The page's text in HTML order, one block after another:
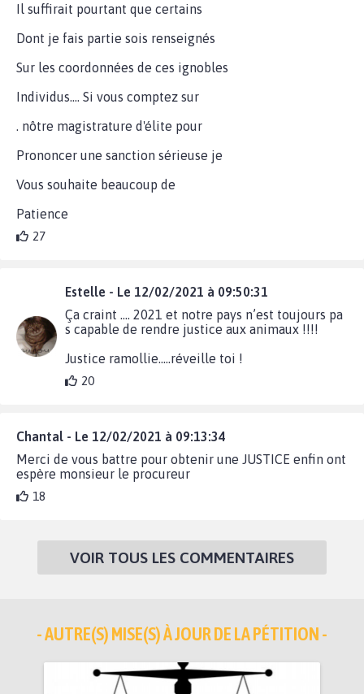
Il suffirait pourtant que certains
Dont je fais partie sois renseignés
Sur les coordonnées de ces ignobles
Individus.... Si vous comptez sur
. nôtre magistrature d'élite pour
Prononcer une sanction sérieuse je
Vous souhaite beaucoup de
Patience
27
Estelle - Le 12/02/2021 à 09:50:31
Ça craint .... 2021 et notre pays n’est toujours pa
s capable de rendre justice aux animaux !!!!
Justice ramollie.....réveille toi !
20
Chantal - Le 12/02/2021 à 09:13:34
Merci de vous battre pour obtenir une JUSTICE enfin ont
espère monsieur le procureur
18
VOIR TOUS LES COMMENTAIRES
- AUTRE(S) MISE(S) À JOUR DE LA PÉTITION -